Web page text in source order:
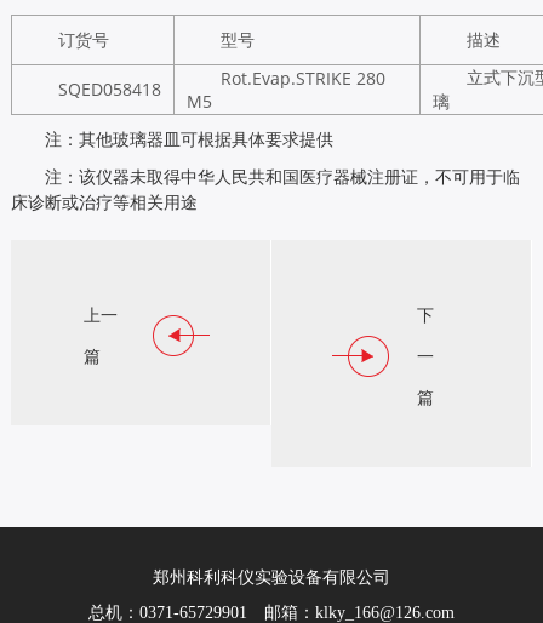
订货号 型号 描述
SQED058418
Rot.Evap.STRIKE 280
M5
立式下沉
璃
注：其他玻璃器皿可根据具体要求提供
注：该仪器未取得中华人民共和国医疗器械注册证，不可用于临
床诊断或治疗等相关用途
上一
篇
STRIKE 280 M4旋转蒸发仪 塑料涂层玻璃 斜式冷凝型
下
一
篇
郑州科利科仪实验设备有限公司
总机：0371-65729901 邮箱：klky_166@126.com